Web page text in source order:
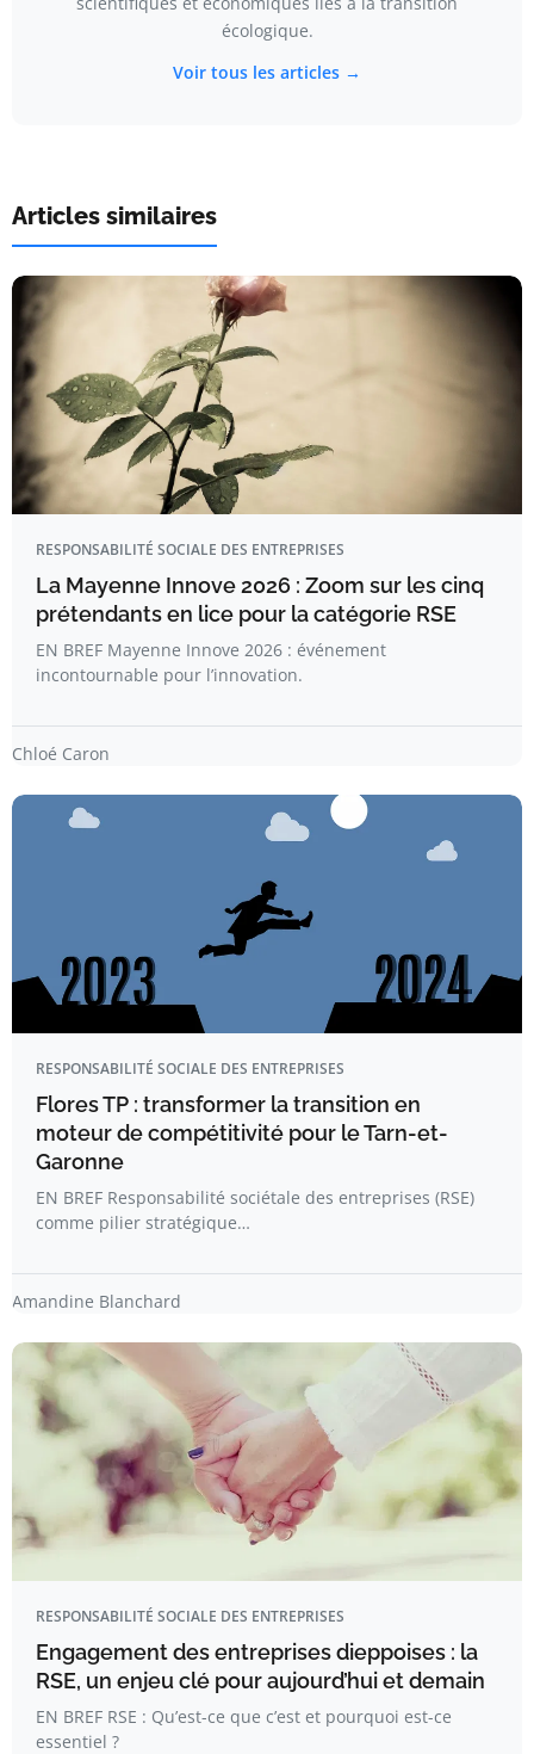
écologique.
Voir tous les articles →
Articles similaires
RESPONSABILITÉ SOCIALE DES ENTREPRISES
La Mayenne Innove 2026 : Zoom sur les cinq
prétendants en lice pour la catégorie RSE
EN BREF Mayenne Innove 2026 : événement
incontournable pour l’innovation.
Chloé Caron
RESPONSABILITÉ SOCIALE DES ENTREPRISES
Flores TP : transformer la transition en
moteur de compétitivité pour le Tarn-et-
Garonne
EN BREF Responsabilité sociétale des entreprises (RSE)
comme pilier stratégique…
Amandine Blanchard
RESPONSABILITÉ SOCIALE DES ENTREPRISES
Engagement des entreprises dieppoises : la
RSE, un enjeu clé pour aujourd’hui et demain
EN BREF RSE : Qu’est-ce que c’est et pourquoi est-ce
essentiel ?